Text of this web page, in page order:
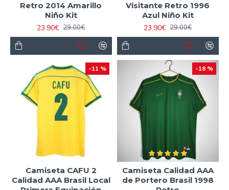
Retro 2014 Amarillo
Niño Kit
23.90€ 29.00€
Visitante Retro 1996
Azul Niño Kit
23.90€ 29.00€
-11 %
Camiseta CAFU 2
Calidad AAA Brasil Local
-18 %
Camiseta Calidad AAA
de Portero Brasil 1998